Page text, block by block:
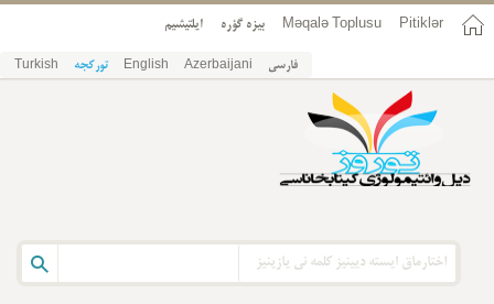
Pitiklər
Məqalə Toplusu بیزه گؤره ایلتیشیم
فارسی Azerbaijani
English تورکجه Turkish